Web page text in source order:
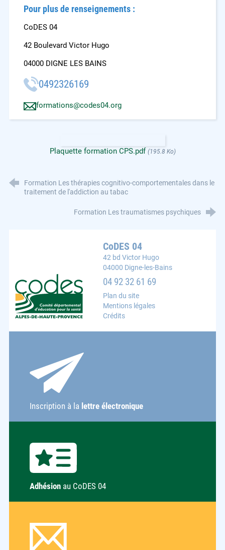
Pour plus de renseignements :
CoDES 04
42 Boulevard Victor Hugo
04000 DIGNE LES BAINS
0492326169
formations@codes04.org
Plaquette formation CPS.pdf (195.8 Ko)
Formation Les thérapies cognitivo-comportementales dans le
traitement de l'addiction au tabac
Formation Les traumatismes psychiques
CoDES 04 : Comité départemental d'éducation pour la
CoDES 04
42 bd Victor Hugo
04000 Digne-les-Bains
04 92 32 61 69
Plan du site
Mentions légales
Crédits
Inscription à la lettre électronique
Adhésion au CoDES 04